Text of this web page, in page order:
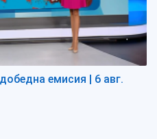
емисия | 6 авг.